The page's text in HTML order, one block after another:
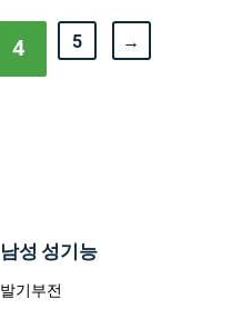
4 5 →
남성 성기능
발기부전